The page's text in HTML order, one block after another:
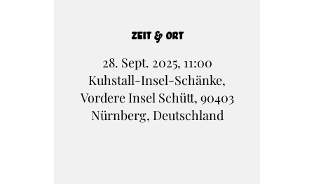
Zeit & Ort
28. Sept. 2025, 11:00
Kuhstall-Insel-Schänke,
Vordere Insel Schütt, 90403
Nürnberg, Deutschland